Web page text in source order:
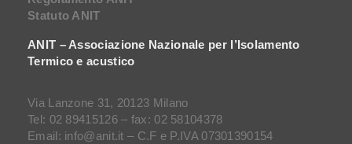
Statuto ANIT
ANIT – Associazione Nazionale per l’Isolamento
Termico e acustico
Via Lanzone 31, 20123 Milano
Tel: 02 89415126 – fax: 02 58104378
Email: info@anit.it – C.F e P.IVA 07301390154